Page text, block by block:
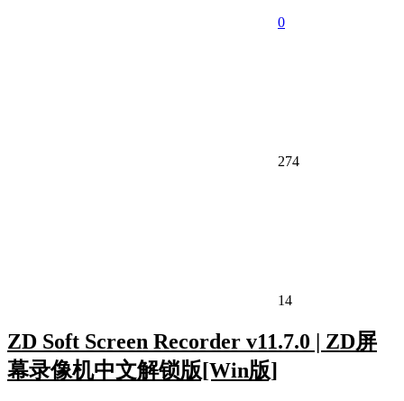
0
274
14
ZD Soft Screen Recorder v11.7.0 | ZD屏
幕录像机中文解锁版[Win版]